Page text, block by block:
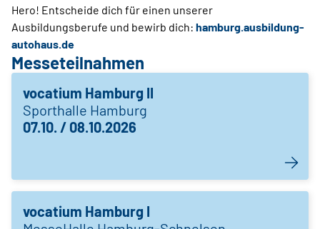
Hero! Entscheide dich für einen unserer
Ausbildungsberufe und bewirb dich: hamburg.ausbildung-
autohaus.de
Messeteilnahmen
vocatium Hamburg II
Sporthalle Hamburg
07.10. / 08.10.2026
vocatium Hamburg I